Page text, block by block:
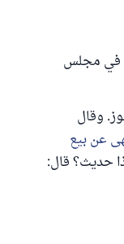
في مجلس
وقال
عن بيع
حديث؟ قال: